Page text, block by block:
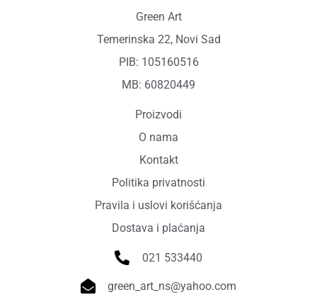
Green Art
Temerinska 22, Novi Sad
PIB: 105160516
MB: 60820449
Proizvodi
O nama
Kontakt
Politika privatnosti
Pravila i uslovi korišćanja
Dostava i plaćanja
021 533440
green_art_ns@yahoo.com